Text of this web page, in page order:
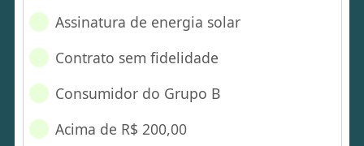
Assinatura de energia solar
Contrato sem fidelidade
Consumidor do Grupo B
Acima de R$ 200,00